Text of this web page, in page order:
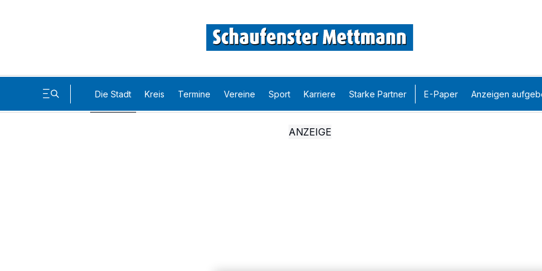
Die Stadt Kreis Termine Vereine Sport Karriere Starke Partner E-Paper Anzeigen